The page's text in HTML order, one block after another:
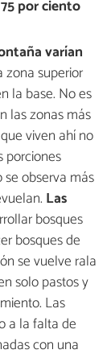
por ciento
varían
zona superior
la base. No es
las zonas más
viven ahí no
porciones
se observa más
Las
bosques
bosques de
se vuelve rala
solo pastos y
Las
a la falta de
con una